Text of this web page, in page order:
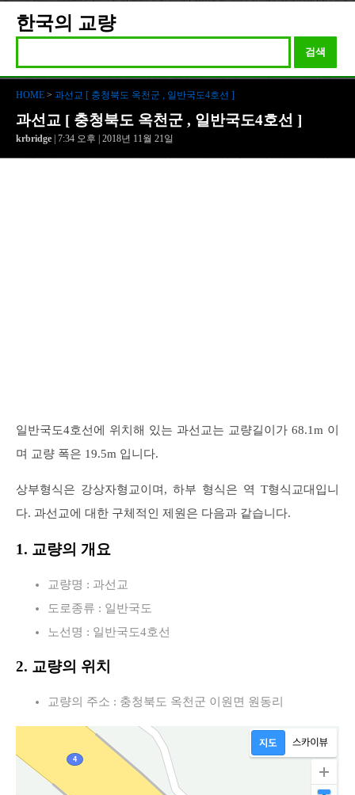
한국의 교량
검색
HOME > 과선교 [ 충청북도 옥천군 , 일반국도4호선 ]
과선교 [ 충청북도 옥천군 , 일반국도4호선 ]
krbridge | 7:34 오후 | 2018년 11월 21일
일반국도4호선에 위치해 있는 과선교는 교량길이가 68.1m 이
며 교량 폭은 19.5m 입니다.
상부형식은 강상자형교이며, 하부 형식은 역 T형식교대입니
다. 과선교에 대한 구체적인 제원은 다음과 같습니다.
1. 교량의 개요
교량명 : 과선교
도로종류 : 일반국도
노선명 : 일반국도4호선
2. 교량의 위치
교량의 주소 : 충청북도 옥천군 이원면 원동리